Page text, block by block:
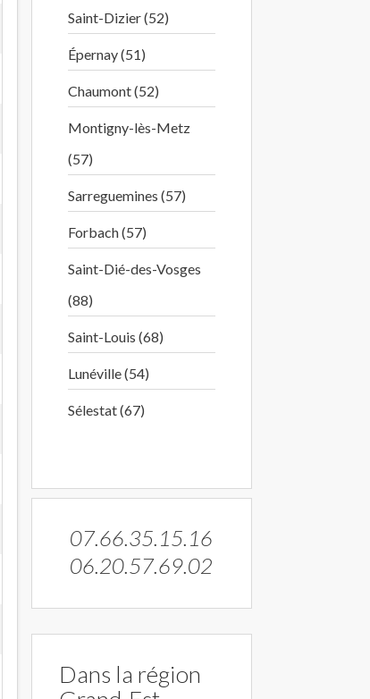
Saint-Dizier (52)
Épernay (51)
Chaumont (52)
Montigny-lès-Metz
(57)
Sarreguemines (57)
Forbach (57)
Saint-Dié-des-Vosges
(88)
Saint-Louis (68)
Lunéville (54)
Sélestat (67)
07.66.35.15.16
06.20.57.69.02
Dans la région